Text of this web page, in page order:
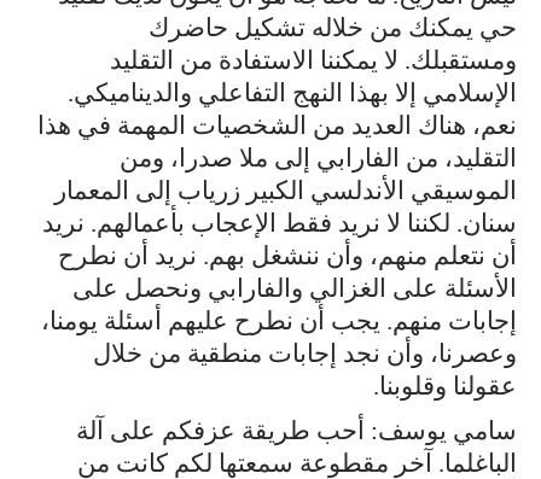
حي يمكنك من خلاله تشكيل حاضرك
ومستقبلك. لا يمكننا الاستفادة من التقليد
الإسلامي إلا بهذا النهج التفاعلي والديناميكي.
نعم، هناك العديد من الشخصيات المهمة في هذا
التقليد، من الفارابي إلى ملا صدرا، ومن
الموسيقي الأندلسي الكبير زرياب إلى المعمار
سنان. لكننا لا نريد فقط الإعجاب بأعمالهم. نريد
أن نتعلم منهم، وأن ننشغل بهم. نريد أن نطرح
الأسئلة على الغزالي والفارابي ونحصل على
إجابات منهم. يجب أن نطرح عليهم أسئلة يومنا،
وعصرنا، وأن نجد إجابات منطقية من خلال
عقولنا وقلوبنا.
سامي يوسف: أحب طريقة عزفكم على آلة
الباغلما. آخر مقطوعة سمعتها لكم كانت من